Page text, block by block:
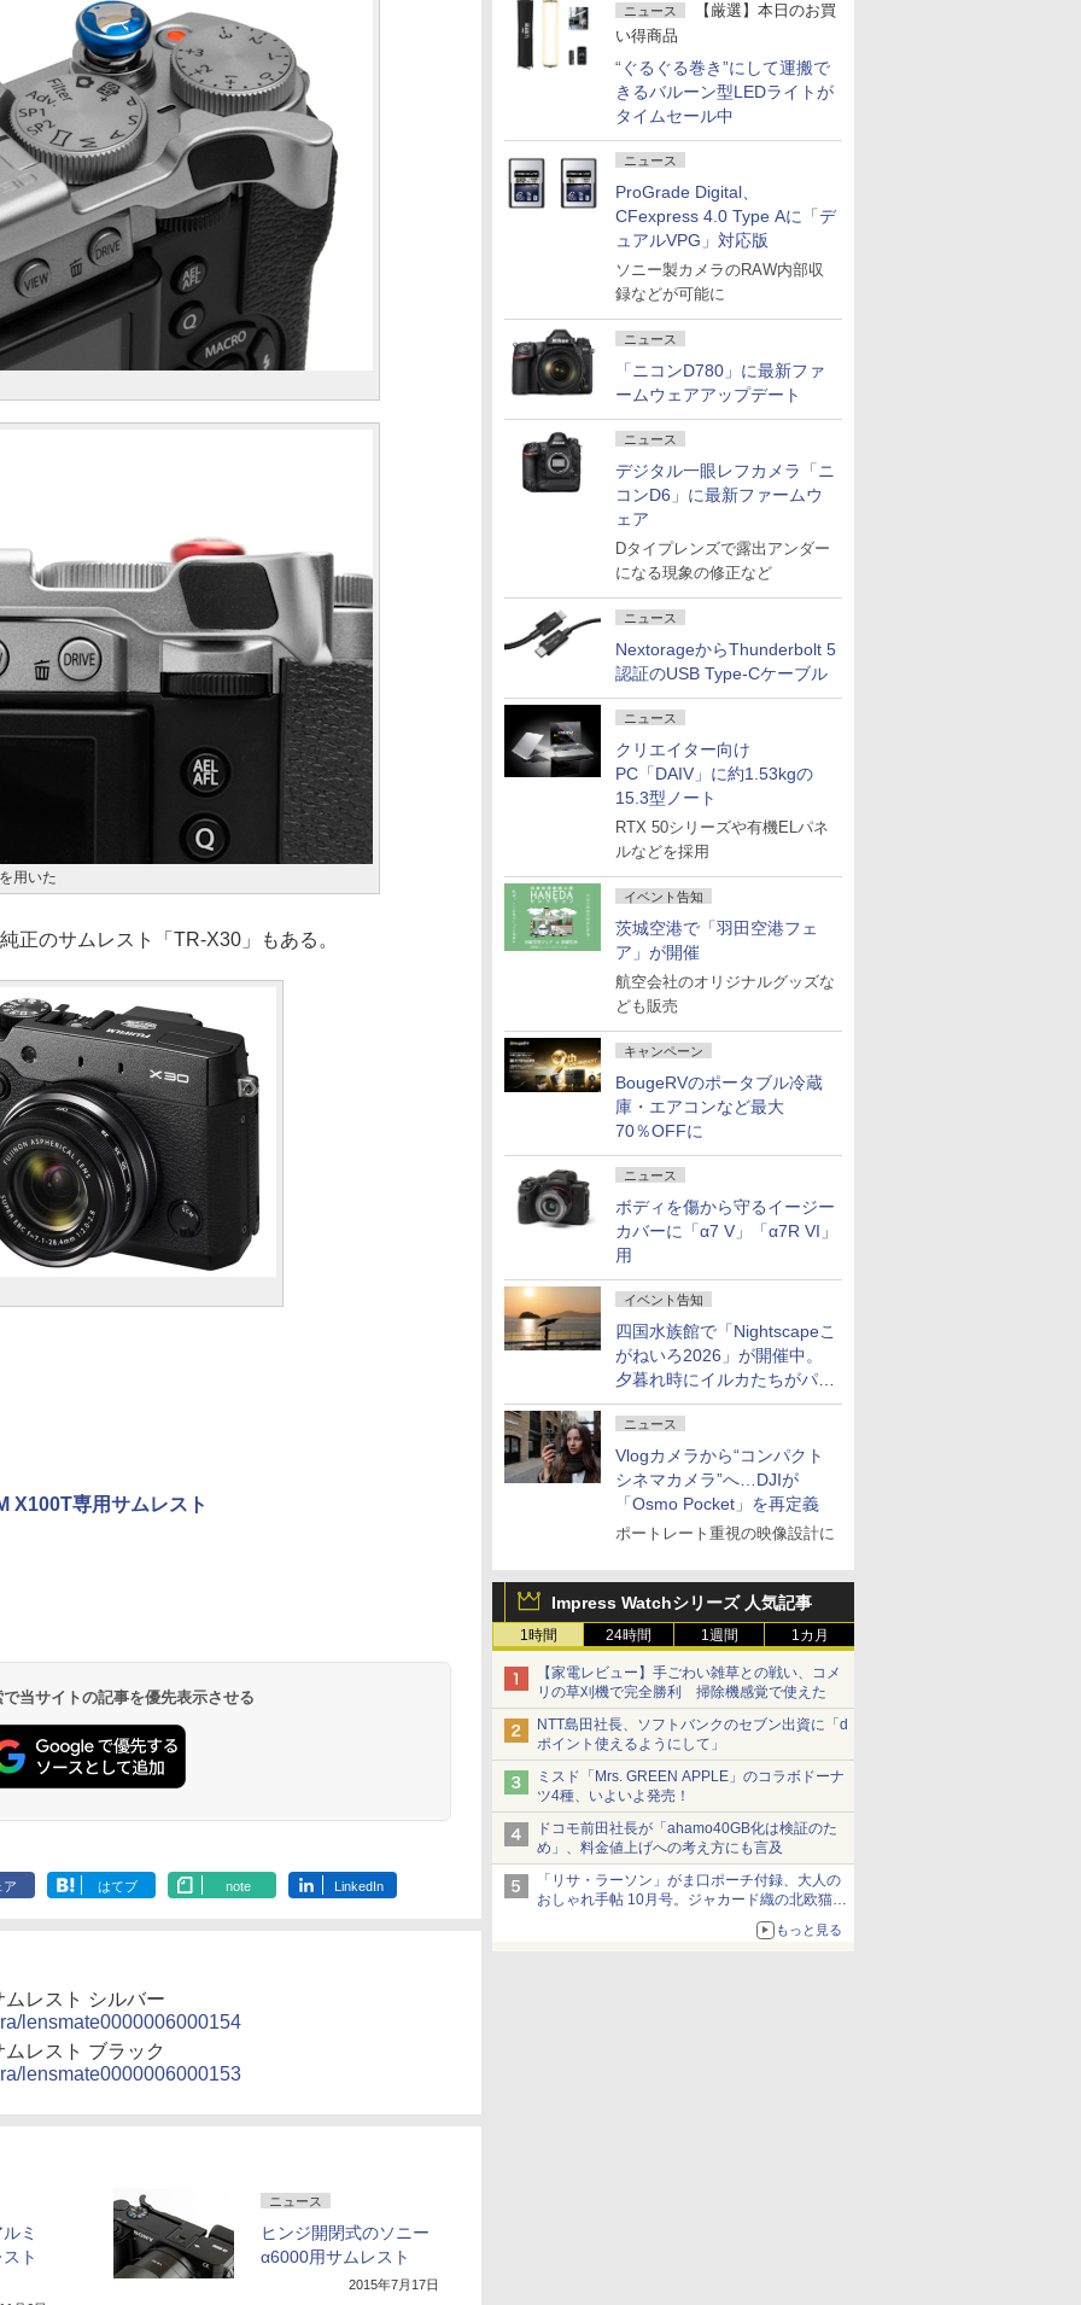
ニュース
【厳選】本日のお買
い得商品
“ぐるぐる巻き”にして運搬で
きるバルーン型LEDライトが
タイムセール中
ニュース
ProGrade Digital、
CFexpress 4.0 Type Aに「デ
ュアルVPG」対応版
ソニー製カメラのRAW内部収
録などが可能に
ニュース
「ニコンD780」に最新ファ
ームウェアアップデート
ニュース
デジタル一眼レフカメラ「ニ
コンD6」に最新ファームウ
ェア
Dタイプレンズで露出アンダー
になる現象の修正など
ニュース
NextorageからThunderbolt 5
認証のUSB Type-Cケーブル
ニュース
クリエイター向け
PC「DAIV」に約1.53kgの
15.3型ノート
RTX 50シリーズや有機ELパネ
ルなどを採用
イベント告知
茨城空港で「羽田空港フェ
ア」が開催
航空会社のオリジナルグッズな
ども販売
キャンペーン
BougeRVのポータブル冷蔵
庫・エアコンなど最大
70％OFFに
ニュース
ボディを傷から守るイージー
カバーに「α7 V」「α7R VI」
用
イベント告知
四国水族館で「Nightscapeこ
がねいろ2026」が開催中。
夕暮れ時にイルカたちがパフ
ォーマンスを繰り広げる
ニュース
Vlogカメラから“コンパクト
シネマカメラ”へ…DJIが
「Osmo Pocket」を再定義
ポートレート重視の映像設計に
Impress Watchシリーズ 人気記事
1時間 24時間 1週間 1カ月
【家電レビュー】手ごわい雑草との戦い、コメ
リの草刈機で完全勝利 掃除機感覚で使えた
NTT島田社長、ソフトバンクのセブン出資に「d
ポイント使えるようにして」
ミスド「Mrs. GREEN APPLE」のコラボドーナ
ツ4種、いよいよ発売！
ドコモ前田社長が「ahamo40GB化は検証のた
め」、料金値上げへの考え方にも言及
「リサ・ラーソン」がま口ポーチ付録、大人の
おしゃれ手帖 10月号。ジャカード織の北欧猫デ
もっと見る
用いた
正のサムレスト「TR-X30」もある。
X100T専用サムレスト
当サイトの記事を優先表示させる
ア はてブ note LinkedIn
レスト シルバー
lensmate0000006000154
レスト ブラック
lensmate0000006000153
ミ
ト
ニュース
ヒンジ開閉式のソニー
α6000用サムレスト
2015年7月17日